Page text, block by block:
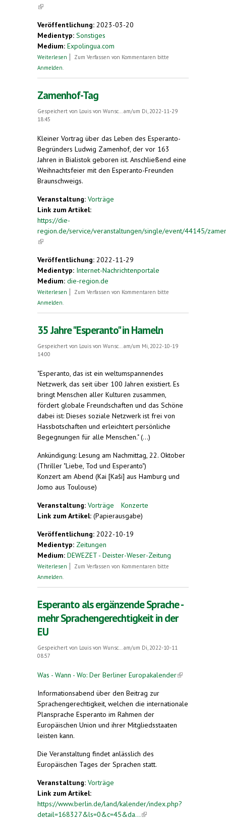
(link is external)
Veröffentlichung: 2023-03-20
Medientyp: Sonstiges
Medium: Expolingua.com
Weiterlesen über Reisen mit Esperanto + Schnupperkurs
Zum Verfassen von Kommentaren bitte
Anmelden
Zamenhof-Tag
Gespeichert von Louis von Wunsc...
am/um Di, 2022-11-29
18:45
Kleiner Vortrag über das Leben des Esperanto-
Begründers Ludwig Zamenhof, der vor 163
Jahren in Bialistok geboren ist. Anschließend eine
Weihnachtsfeier mit den Esperanto-Freunden
Braunschweigs.
Veranstaltung: Vorträge
Link zum Artikel:
https://die-
region.de/service/veranstaltungen/single/event/44145/
(link is external)
Veröffentlichung: 2022-11-29
Medientyp: Internet-Nachrichtenportale
Medium: die-region.de
Weiterlesen über Zamenhof-Tag
Zum Verfassen von Kommentaren bitte
Anmelden
35 Jahre "Esperanto" in Hameln
Gespeichert von Louis von Wunsc...
am/um Mi, 2022-10-19
14:00
"Esperanto, das ist ein weltumspannendes
Netzwerk, das seit über 100 Jahren existiert. Es
bringt Menschen aller Kulturen zusammen,
fördert globale Freundschaften und das Schöne
dabei ist: Dieses soziale Netzwerk ist frei von
Hassbotschaften und erleichtert persönliche
Begegnungen für alle Menschen." (...)
Ankündigung: Lesung am Nachmittag, 22. Oktober
(Thriller "Liebe, Tod und Esperanto")
Konzert am Abend (Kai [Kaŝi] aus Hamburg und
Jomo aus Toulouse)
Veranstaltung: Vorträge
Konzerte
Link zum Artikel: (Papierausgabe)
Veröffentlichung: 2022-10-19
Medientyp: Zeitungen
Medium: DEWEZET - Deister-Weser-Zeitung
Weiterlesen über 35 Jahre "Esperanto" in Hameln
Zum Verfassen von Kommentaren bitte
Anmelden
Esperanto als ergänzende Sprache -
mehr Sprachengerechtigkeit in der
EU
Gespeichert von Louis von Wunsc...
am/um Di, 2022-10-11
08:57
Was - Wann - Wo: Der Berliner Europakalender(link is
Informationsabend über den Beitrag zur
Sprachengerechtigkeit, welchen die internationale
Plansprache Esperanto im Rahmen der
Europäischen Union und ihrer Mitgliedsstaaten
leisten kann.
Die Veranstaltung findet anlässlich des
Europäischen Tages der Sprachen statt.
Veranstaltung: Vorträge
Link zum Artikel:
https://www.berlin.de/land/kalender/index.php?
detail=168327&ls=0&c=45&da...(link is external)